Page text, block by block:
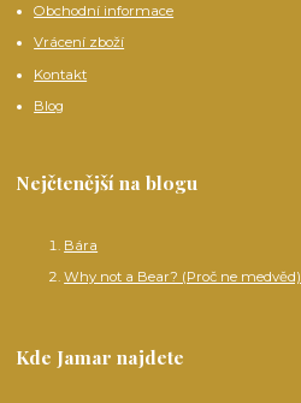
Obchodní informace
Vrácení zboží
Kontakt
Blog
Nejčtenější na blogu
Bára
Why not a Bear? (Proč ne medvěd)
Kde Jamar najdete